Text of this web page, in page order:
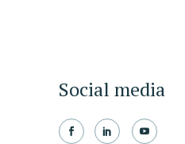
Social media